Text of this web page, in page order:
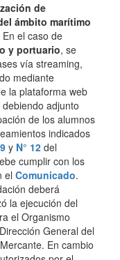
de
ámbito marítimo
En el caso de
y portuario, se
vía streaming,
mediante
la plataforma web
adjunto
de los alumnos
indicados
y N° 12 del
cumplir con los
el Comunicado.
deberá
la ejecución del
el Organismo
General del
En cambio